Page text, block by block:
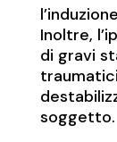
Inoltre,
di gravi
soggetto.